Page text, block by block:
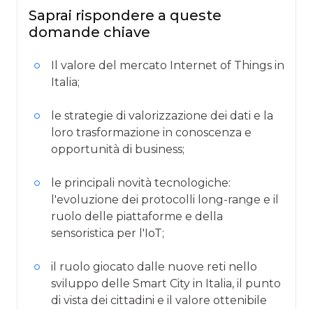
Saprai rispondere a queste
domande chiave
Il valore del mercato Internet of Things in
Italia;
le strategie di valorizzazione dei dati e la
loro trasformazione in conoscenza e
opportunità di business;
le principali novità tecnologiche:
l'evoluzione dei protocolli long-range e il
ruolo delle piattaforme e della
sensoristica per l'IoT;
il ruolo giocato dalle nuove reti nello
sviluppo delle Smart City in Italia, il punto
di vista dei cittadini e il valore ottenibile